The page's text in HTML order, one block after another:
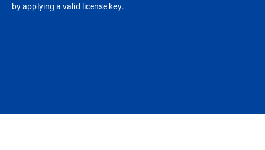
by applying a valid license key.